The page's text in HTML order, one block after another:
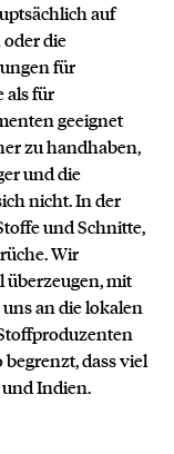
auf
die
für
als für
geeignet
zu handhaben,
und die
nicht. In der
und Schnitte,
Wir
überzeugen, mit
an die lokalen
dass viel
Indien.